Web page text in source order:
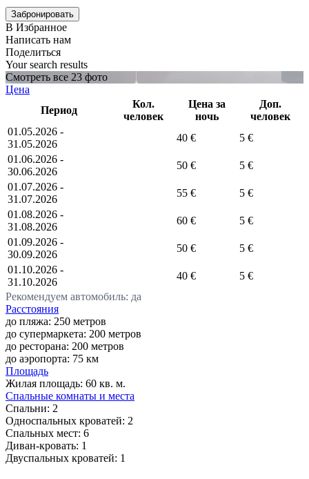
В Избранное
Написать нам
Поделиться
Your search results
Смотреть все 23 фото
Цена
Период
Кол.
человек
Цена за
ночь
Доп.
человек
01.05.2026 -
31.05.2026
40 €
5 €
01.06.2026 -
30.06.2026
50 €
5 €
01.07.2026 -
31.07.2026
55 €
5 €
01.08.2026 -
31.08.2026
60 €
5 €
01.09.2026 -
30.09.2026
50 €
5 €
01.10.2026 -
31.10.2026
40 €
5 €
Рекомендуем автомобиль: да
Расстояния
до пляжа: 250 метров
до супермаркета: 200 метров
до ресторана: 200 метров
до аэропорта: 75 км
Площадь
Жилая площадь: 60 кв. м.
Спальные комнаты и места
Спальни: 2
Односпальных кроватей: 2
Спальных мест: 6
Диван-кровать: 1
Двуспальных кроватей: 1